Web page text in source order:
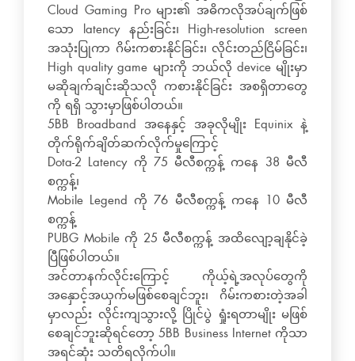
Cloud Gaming Pro များ၏ အဓိကလိုအပ်ချက်ဖြစ်
သော latency နည်းခြင်း၊ High-resolution screen
အသုံးပြုကာ ဂိမ်းကစားနိုင်ခြင်း၊ လိုင်းတည်ငြိမ်ခြင်း၊
High quality game များကို ဘယ်လို device မျိုးမှာ
မဆိုချက်ချင်းဆိုသလို ကစားနိုင်ခြင်း အစရှိတာတွေ
ကို ရရှိ သွားမှာဖြစ်ပါတယ်။
5BB Broadband အနေနှင့် အခုလိုမျိုး Equinix နဲ့
တိုက်ရိုက်ချိတ်ဆက်လိုက်မှု​ကြောင့်
Dota-2 Latency ကို 75 မီလီစက္ကန့် ကနေ 38 မီလီ
စက္ကန့်၊
Mobile Legend ကို 76 မီလီစက္ကန့် ကနေ 10 မီလီ
စက္ကန့်
PUBG Mobile ကို 25 မီလီစက္ကန့် အထိလျော့ချနိုင်ခဲ့
ပြီဖြစ်ပါတယ်။
အင်တာနက်လိုင်းကြောင့် ကိုယ့်ရဲ့အလုပ်တွေကို
အနှောင့်အယှက်မဖြစ်စေချင်ဘူး၊ ဂိမ်းကစားတဲ့အခါ
မှာလည်း လိုင်းကျသွားလို့ ပြိုင်ပွဲ ရှုံးရတာမျိုး မဖြစ်
စေချင်ဘူးဆိုရင်တော့ 5BB Business Internet ကိုသာ
အရင်ဆုံး သတိရလိုက်ပါ။